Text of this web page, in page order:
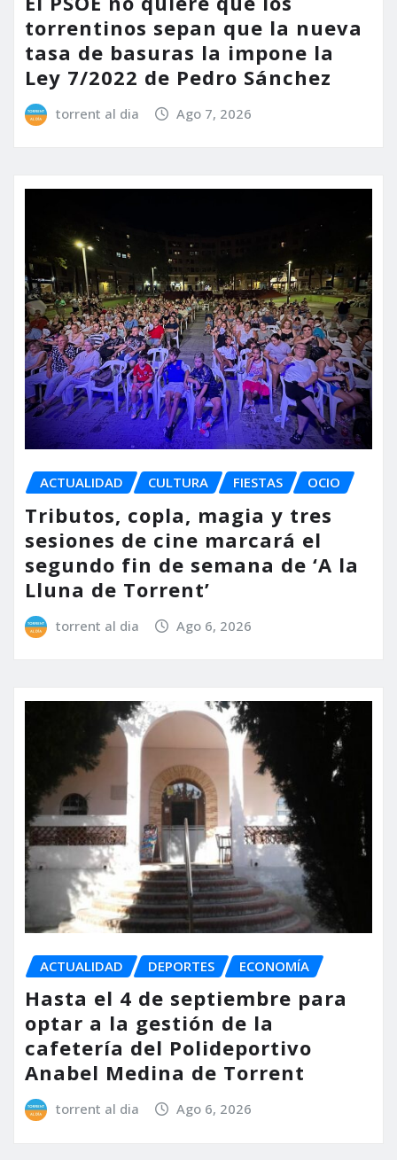
torrentinos sepan que la nueva
tasa de basuras la impone la
Ley 7/2022 de Pedro Sánchez
torrent al dia Ago 7, 2026
ACTUALIDAD CULTURA FIESTAS OCIO
Tributos, copla, magia y tres
sesiones de cine marcará el
segundo fin de semana de ‘A la
Lluna de Torrent’
torrent al dia Ago 6, 2026
ACTUALIDAD DEPORTES ECONOMÍA
Hasta el 4 de septiembre para
optar a la gestión de la
cafetería del Polideportivo
Anabel Medina de Torrent
torrent al dia Ago 6, 2026